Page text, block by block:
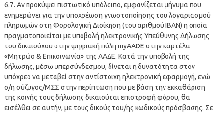
6.7. Αν προκύψει πιστωτικό υπόλοιπο, εμφανίζεται μήνυμα που
ενημερώνει για την υποχρέωση γνωστοποίησης του λογαριασμού
πληρωμών στη Φορολογική Διοίκηση (του αριθμού ΙΒΑΝ) η οποία
πραγματοποιείται με υποβολή ηλεκτρονικής Υπεύθυνης Δήλωσης
του δικαιούχου στην ψηφιακή πύλη myAADE στην καρτέλα
«Μητρώο & Επικοινωνία» της ΑΑΔΕ. Κατά την υποβολή της
δήλωσης, μέσω υπερσύνδεσμου, δίνεται η δυνατότητα στον
υπόχρεο να μεταβεί στην αντίστοιχη ηλεκτρονική εφαρμογή, ενώ
ο/η σύζυγος/ΜΣΣ στην περίπτωση που με βάση την εκκαθάριση
της κοινής τους δήλωσης δικαιούται επιστροφή φόρου, θα
εισέλθει σε αυτήν, με τους δικούς του/ης κωδικούς πρόσβασης. Σε